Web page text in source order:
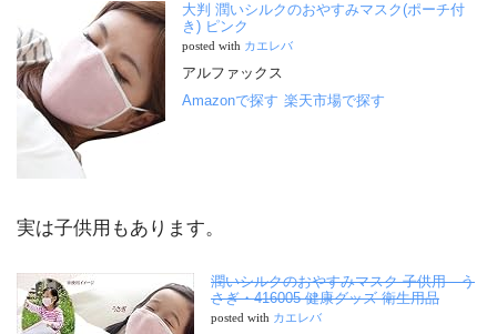
大判 潤いシルクのおやすみマスク(ポーチ付
き) ピンク
posted with カエレバ
アルファックス
Amazonで探す 楽天市場で探す
実は子供用もあります。
潤いシルクのおやすみマスク 子供用 う
さぎ・416005 健康グッズ 衛生用品
posted with カエレバ